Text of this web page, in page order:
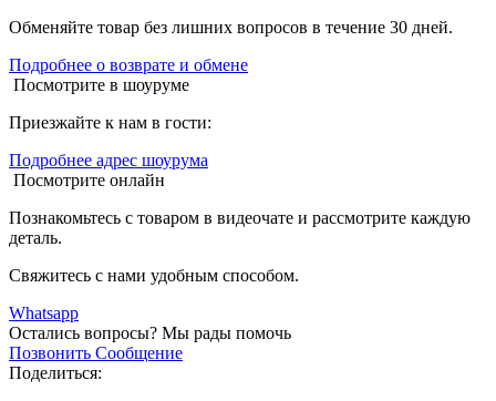
Обменяйте товар без лишних вопросов в течение 30 дней.
Подробнее о возврате и обмене
Посмотрите в шоуруме
Приезжайте к нам в гости:
Подробнее адрес шоурума
Посмотрите онлайн
Познакомьтесь с товаром в видеочате и рассмотрите каждую
деталь.
Свяжитесь с нами удобным способом.
Whatsapp
Остались вопросы? Мы рады помочь
Позвонить Сообщение
Поделиться: